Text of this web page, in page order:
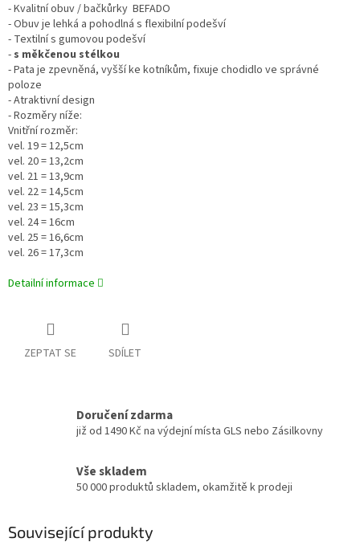
- Kvalitní obuv / bačkůrky BEFADO
- Obuv je lehká a pohodlná s flexibilní podešví
- Textilní s gumovou podešví
- s měkčenou stélkou
- Pata je zpevněná, vyšší ke kotníkům, fixuje chodidlo ve správné
poloze
- Atraktivní design
- Rozměry níže:
Vnitřní rozměr:
vel. 19 = 12,5cm
vel. 20 = 13,2cm
vel. 21 = 13,9cm
vel. 22 = 14,5cm
vel. 23 = 15,3cm
vel. 24 = 16cm
vel. 25 = 16,6cm
vel. 26 = 17,3cm
Detailní informace
ZEPTAT SE SDÍLET
Doručení zdarma
již od 1490 Kč na výdejní místa GLS nebo Zásilkovny
Vše skladem
50 000 produktů skladem, okamžitě k prodeji
Související produkty